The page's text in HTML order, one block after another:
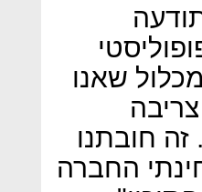
שאנו
חובתנו
החברה